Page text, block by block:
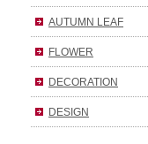
AUTUMN LEAF
FLOWER
DECORATION
DESIGN